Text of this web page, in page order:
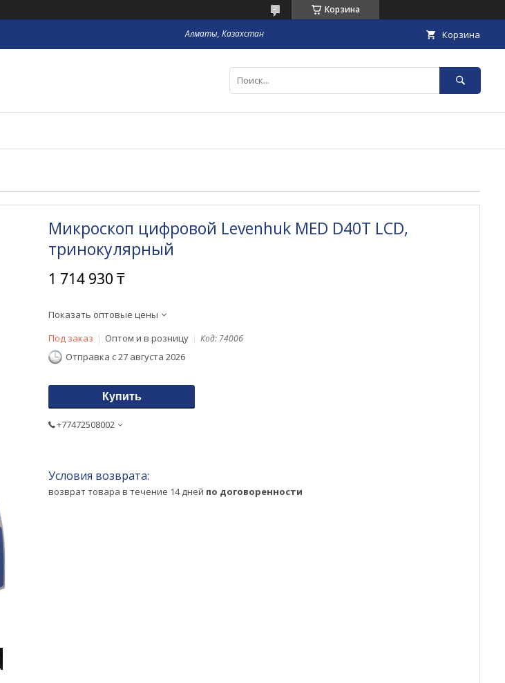
Корзина
Алматы, Казахстан Корзина
Микроскоп цифровой Levenhuk MED D40T LCD,
тринокулярный
1 714 930 ₸
Показать оптовые цены
Под заказ
Оптом и в розницу Код: 74006
Отправка с 27 августа 2026
Купить
+77472508002
возврат товара в течение 14 дней по договоренности